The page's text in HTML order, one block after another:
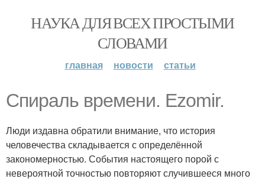
НАУКА ДЛЯ ВСЕХ ПРОСТЫМИ
СЛОВАМИ
главная новости статьи
Спираль времени. Ezomir.
Люди издавна обратили внимание, что история
человечества складывается с определённой
закономерностью. События настоящего порой с
невероятной точностью повторяют случившееся много